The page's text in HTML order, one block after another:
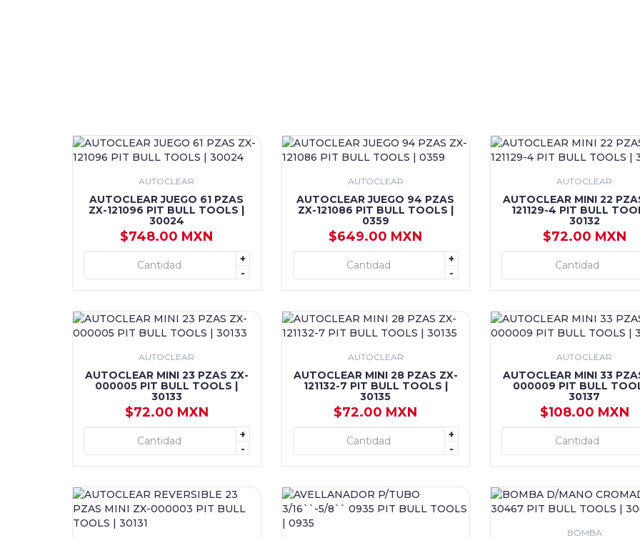
AUTOCLEAR
AUTOCLEAR JUEGO 61 PZAS
ZX-121096 PIT BULL TOOLS |
30024
$748.00 MXN
+
-
+ AGREGAR
AUTOCLEAR
AUTOCLEAR JUEGO 94 PZAS
ZX-121086 PIT BULL TOOLS |
0359
$649.00 MXN
+
-
+ AGREGAR
AUTOCLEAR
AUTOCLEAR MINI 22
121129-4 PIT BULL
30132
$72.00 MXN
+ AGREGAR
AUTOCLEAR
AUTOCLEAR MINI 23 PZAS ZX-
000005 PIT BULL TOOLS |
30133
$72.00 MXN
+
-
+ AGREGAR
AUTOCLEAR
AUTOCLEAR MINI 28 PZAS ZX-
121132-7 PIT BULL TOOLS |
30135
$72.00 MXN
+
-
+ AGREGAR
AUTOCLEAR
AUTOCLEAR MINI 33
000009 PIT BULL
30137
$108.00 MXN
+ AGREGAR
BOMBA